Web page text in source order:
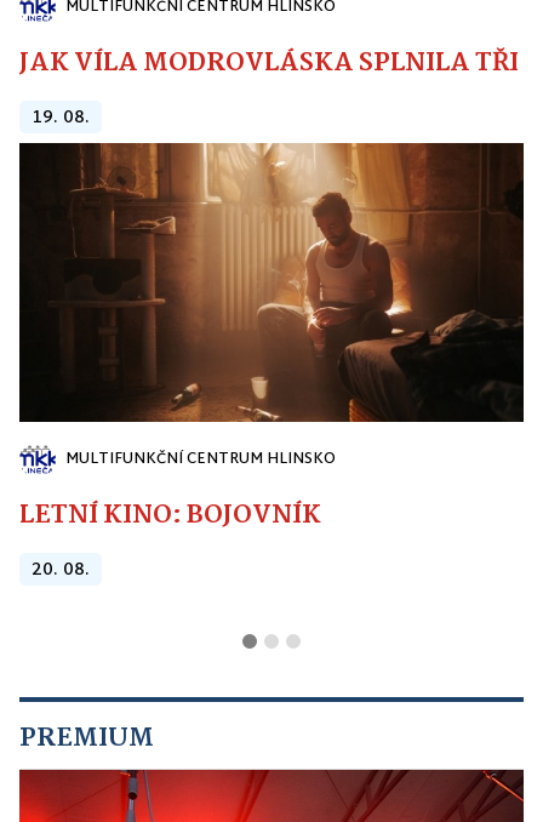
MULTIFUNKČNÍ CENTRUM HLINSKO
JAK VÍLA MODROVLÁSKA SPLNILA
19. 08.
MULTIFUNKČNÍ CENTRUM HLINSKO
LETNÍ KINO: BOJOVNÍK
20. 08.
PREMIUM